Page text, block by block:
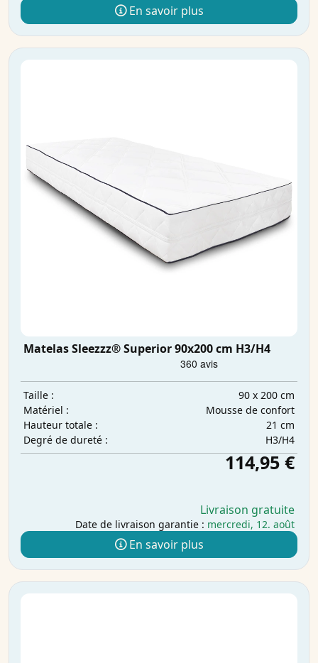
En savoir plus
Matelas Sleezzz® Superior 90x200 cm H3/H4
Taille :
90 x 200 cm
Matériel :
Mousse de confort
Hauteur totale :
21 cm
Degré de dureté :
H3/H4
114,95 €
Livraison gratuite
Date de livraison garantie : mercredi, 12. août
En savoir plus